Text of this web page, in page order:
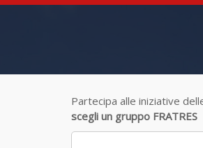
Partecipa alle iniziative
scegli un gruppo FRATRES